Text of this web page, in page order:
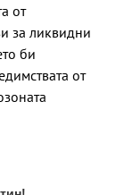
от
за ликвидни
би
от